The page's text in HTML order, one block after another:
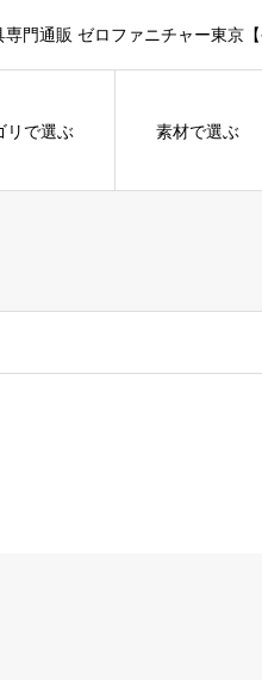
門通販 ゼロファニチャー東京
リで選ぶ 素材で選ぶ